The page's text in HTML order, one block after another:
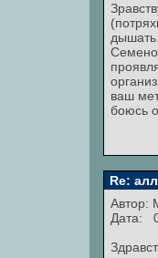
ваш
боюсь
Re:
Автор:
Дата: